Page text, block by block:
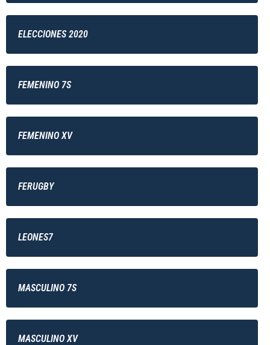
ELECCIONES 2020
FEMENINO 7S
FEMENINO XV
FERUGBY
LEONES7
MASCULINO 7S
MASCULINO XV